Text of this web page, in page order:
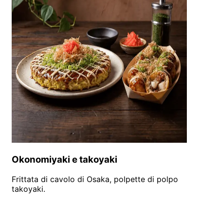
Okonomiyaki e takoyaki
Frittata di cavolo di Osaka, polpette di polpo
takoyaki.